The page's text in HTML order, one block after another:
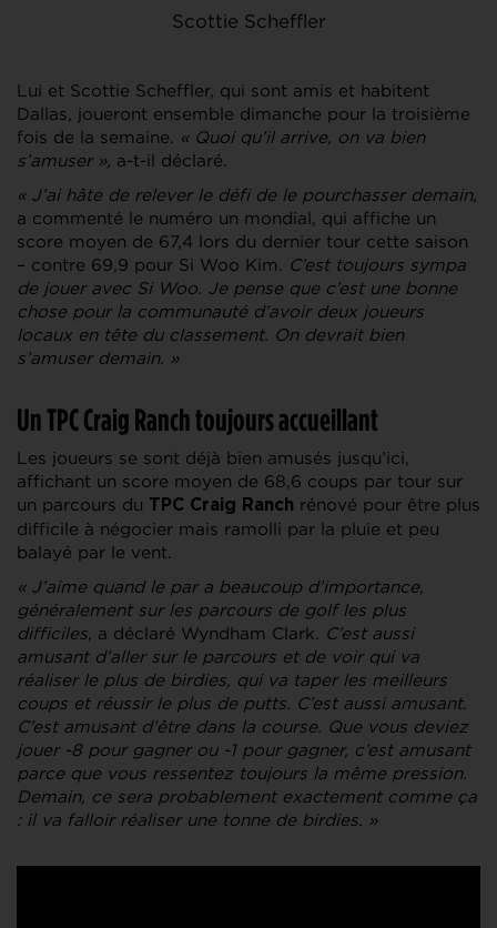
Scottie Scheffler
Lui et Scottie Scheffler, qui sont amis et habitent
Dallas, joueront ensemble dimanche pour la troisième
fois de la semaine. « Quoi qu’il arrive, on va bien
s’amuser », a-t-il déclaré.
« J’ai hâte de relever le défi de le pourchasser demain,
a commenté le numéro un mondial, qui affiche un
score moyen de 67,4 lors du dernier tour cette saison
– contre 69,9 pour Si Woo Kim. C’est toujours sympa
de jouer avec Si Woo. Je pense que c’est une bonne
chose pour la communauté d’avoir deux joueurs
locaux en tête du classement. On devrait bien
s’amuser demain. »
Un TPC Craig Ranch toujours accueillant
Les joueurs se sont déjà bien amusés jusqu’ici,
affichant un score moyen de 68,6 coups par tour sur
un parcours du
TPC Craig Ranch rénové pour être plus
difficile à négocier mais ramolli par la pluie et peu
balayé par le vent.
« J’aime quand le par a beaucoup d’importance,
généralement sur les parcours de golf les plus
difficiles, a déclaré Wyndham Clark. C’est aussi
amusant d’aller sur le parcours et de voir qui va
réaliser le plus de birdies, qui va taper les meilleurs
coups et réussir le plus de putts. C’est aussi amusant.
C’est amusant d’être dans la course. Que vous deviez
jouer -8 pour gagner ou -1 pour gagner, c’est amusant
parce que vous ressentez toujours la même pression.
Demain, ce sera probablement exactement comme ça
: il va falloir réaliser une tonne de birdies. »